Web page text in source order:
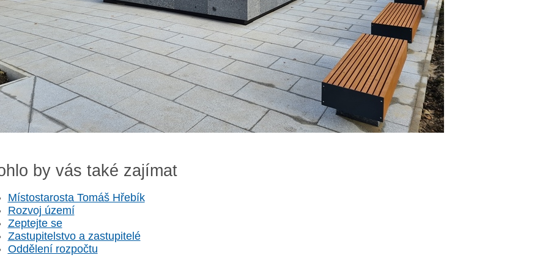
by vás také zajímat
Místostarosta Tomáš Hřebík
Rozvoj území
Zeptejte se
Zastupitelstvo a zastupitelé
Oddělení rozpočtu